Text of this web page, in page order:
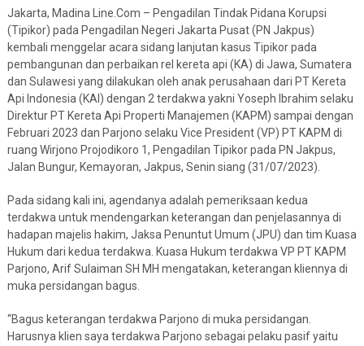
Jakarta, Madina Line.Com – Pengadilan Tindak Pidana Korupsi
(Tipikor) pada Pengadilan Negeri Jakarta Pusat (PN Jakpus)
kembali menggelar acara sidang lanjutan kasus Tipikor pada
pembangunan dan perbaikan rel kereta api (KA) di Jawa, Sumatera
dan Sulawesi yang dilakukan oleh anak perusahaan dari PT Kereta
Api Indonesia (KAI) dengan 2 terdakwa yakni Yoseph Ibrahim selaku
Direktur PT Kereta Api Properti Manajemen (KAPM) sampai dengan
Februari 2023 dan Parjono selaku Vice President (VP) PT KAPM di
ruang Wirjono Projodikoro 1, Pengadilan Tipikor pada PN Jakpus,
Jalan Bungur, Kemayoran, Jakpus, Senin siang (31/07/2023).
Pada sidang kali ini, agendanya adalah pemeriksaan kedua
terdakwa untuk mendengarkan keterangan dan penjelasannya di
hadapan majelis hakim, Jaksa Penuntut Umum (JPU) dan tim Kuasa
Hukum dari kedua terdakwa. Kuasa Hukum terdakwa VP PT KAPM
Parjono, Arif Sulaiman SH MH mengatakan, keterangan kliennya di
muka persidangan bagus.
“Bagus keterangan terdakwa Parjono di muka persidangan.
Harusnya klien saya terdakwa Parjono sebagai pelaku pasif yaitu